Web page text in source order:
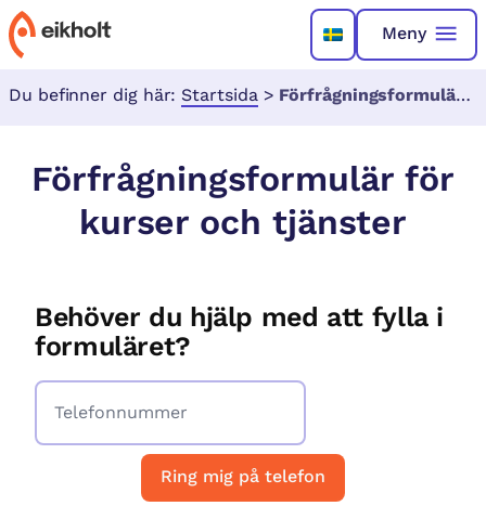
Meny
Du befinner dig här: Startsida > Förfrågningsformulär för kurser och tjänster
Förfrågningsformulär för
kurser och tjänster
Behöver du hjälp med att fylla i
formuläret?
Ring mig på telefon